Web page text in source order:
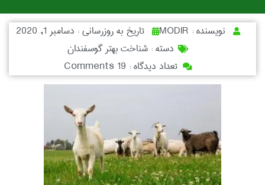
نویسنده : تاریخ به روزرسانی : دسامبر 1, 2020
دسته : شناخت بهتر گوسفندان
تعداد دیدگاه : 19 Comments